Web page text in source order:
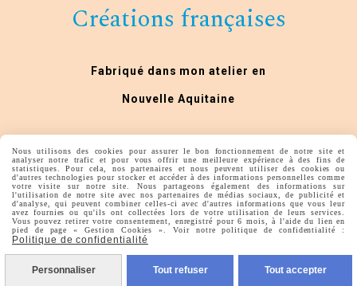
Créations françaises
Fabriqué dans mon atelier en
Nouvelle Aquitaine
Facebook est désactivé. Autoriser
lesideesdelys
Nous utilisons des cookies pour assurer le bon fonctionnement de notre site et
analyser notre trafic et pour vous offrir une meilleure expérience à des fins de
statistiques. Pour cela, nos partenaires et nous peuvent utiliser des cookies ou
d'autres technologies pour stocker et accéder à des informations personnelles comme
votre visite sur notre site. Nous partageons également des informations sur
l'utilisation de notre site avec nos partenaires de médias sociaux, de publicité et
d'analyse, qui peuvent combiner celles-ci avec d'autres informations que vous leur
avez fournies ou qu'ils ont collectées lors de votre utilisation de leurs services.
Vous pouvez retirer votre consentement, enregistré pour 6 mois, à l'aide du lien en
pied de page « Gestion Cookies ». Voir notre politique de confidentialité :
Politique de confidentialité
Personnaliser Tout refuser Tout accepter